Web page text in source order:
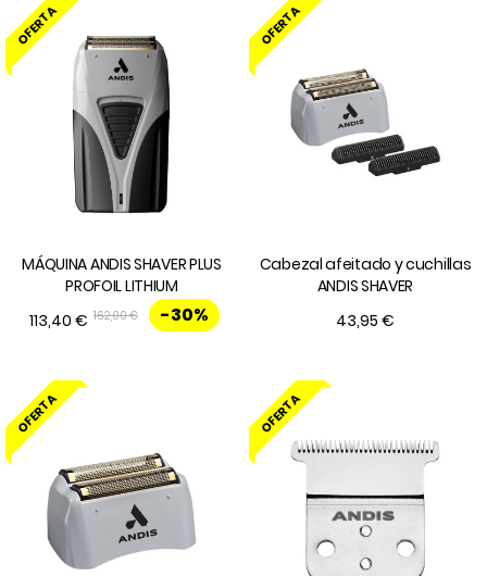
OFERTA
MÁQUINA ANDIS SHAVER PLUS
PROFOIL LITHIUM
113,40 € 162,00 € -30%
OFERTA
Cabezal afeitado y cuchillas
ANDIS SHAVER
43,95 €
OFERTA OFERTA